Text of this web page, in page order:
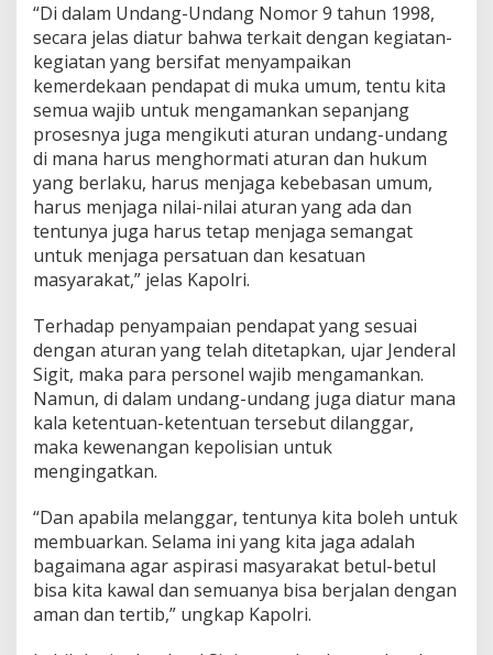
“Di dalam Undang-Undang Nomor 9 tahun 1998,
secara jelas diatur bahwa terkait dengan kegiatan-
kegiatan yang bersifat menyampaikan
kemerdekaan pendapat di muka umum, tentu kita
semua wajib untuk mengamankan sepanjang
prosesnya juga mengikuti aturan undang-undang
di mana harus menghormati aturan dan hukum
yang berlaku, harus menjaga kebebasan umum,
harus menjaga nilai-nilai aturan yang ada dan
tentunya juga harus tetap menjaga semangat
untuk menjaga persatuan dan kesatuan
masyarakat,” jelas Kapolri.
Terhadap penyampaian pendapat yang sesuai
dengan aturan yang telah ditetapkan, ujar Jenderal
Sigit, maka para personel wajib mengamankan.
Namun, di dalam undang-undang juga diatur mana
kala ketentuan-ketentuan tersebut dilanggar,
maka kewenangan kepolisian untuk
mengingatkan.
“Dan apabila melanggar, tentunya kita boleh untuk
membuarkan. Selama ini yang kita jaga adalah
bagaimana agar aspirasi masyarakat betul-betul
bisa kita kawal dan semuanya bisa berjalan dengan
aman dan tertib,” ungkap Kapolri.